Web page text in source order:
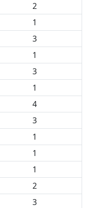
2
1
3
1
3
1
4
3
1
1
1
2
3